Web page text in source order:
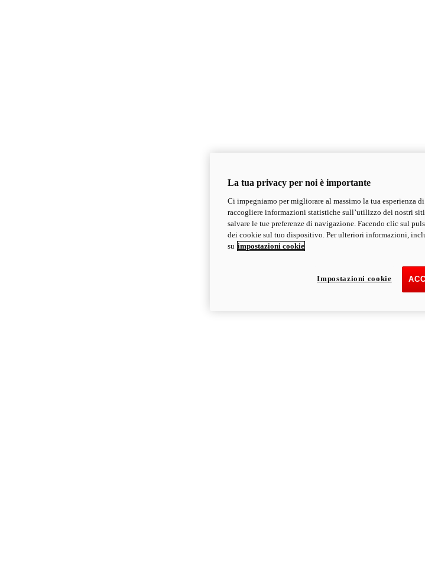
La tua privacy per noi è importante
Ci impegniamo per migliorare al massimo la tua esperienza
raccogliere informazioni statistiche sull’utilizzo dei nostri
salvare le tue preferenze di navigazione. Facendo clic sul
dei cookie sul tuo dispositivo. Per ulteriori informazioni,
su impostazioni cookie
Impostazioni cookie